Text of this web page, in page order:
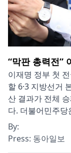
“막판 총력전”
이재명 정부 첫
할 6·3 지방선거
산 결과가 전체
다. 더불어민주
By:
Press: 동아일보